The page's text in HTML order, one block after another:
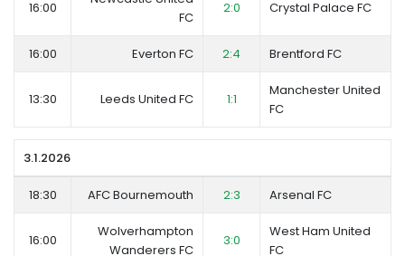
16:00
FC
2:0 Crystal Palace FC
16:00 Everton FC 2:4 Brentford FC
13:30 Leeds United FC 1:1
Manchester United
FC
3.1.2026
18:30 AFC Bournemouth 2:3 Arsenal FC
16:00
Wolverhampton
Wanderers FC
3:0
West Ham United
FC